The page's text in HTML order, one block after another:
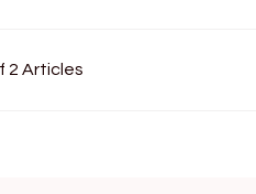
2 Articles